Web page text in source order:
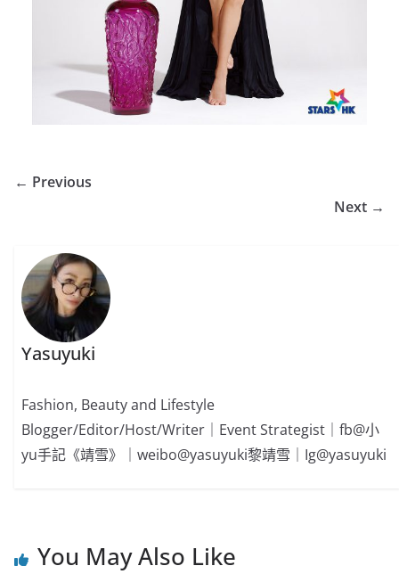
← Previous
Next →
Yasuyuki
Fashion, Beauty and Lifestyle
Blogger/Editor/Host/Writer｜Event Strategist｜fb@小
yu手記《靖雪》｜weibo@yasuyuki黎靖雪｜Ig@yasuyuki
You May Also Like